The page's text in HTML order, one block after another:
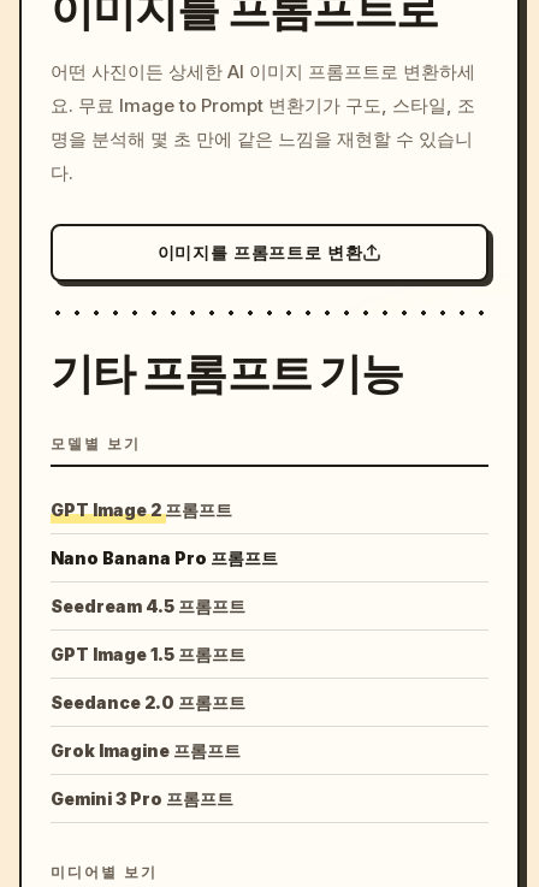
c, cyberpunk sunset, neon
colors, 8k --v 6.0
어떤 사진이든 상세한 AI 이미지 프롬프트로 변환하세
요. 무료 Image to Prompt 변환기가 구도, 스타일, 조
명을 분석해 몇 초 만에 같은 느낌을 재현할 수 있습니
다.
이미지를 프롬프트로 변환
기타 프롬프트 기능
모델별 보기
GPT Image 2 프롬프트
Nano Banana Pro 프롬프트
Seedream 4.5 프롬프트
GPT Image 1.5 프롬프트
Seedance 2.0 프롬프트
Grok Imagine 프롬프트
Gemini 3 Pro 프롬프트
미디어별 보기